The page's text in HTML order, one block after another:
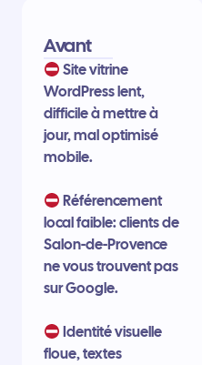
Avant
Site vitrine
WordPress lent,
difficile à mettre à
jour, mal optimisé
mobile.
Référencement
local faible: clients de
Salon-de-Provence
ne vous trouvent pas
sur Google.
Identité visuelle
floue, textes